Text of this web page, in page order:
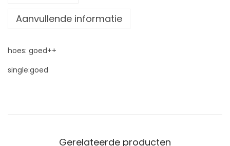
Aanvullende informatie
hoes: goed++
single:goed
Gerelateerde producten